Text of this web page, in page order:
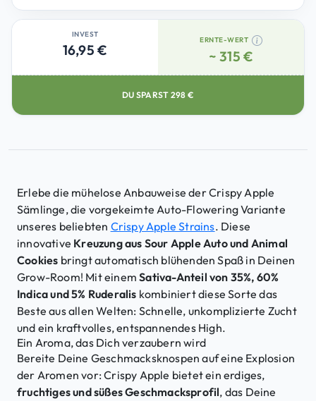
INVEST
16,95 €
ERNTE-WERT
~ 315 €
DU SPARST 298 €
Erlebe die mühelose Anbauweise der Crispy Apple
Sämlinge, die vorgekeimte Auto-Flowering Variante
unseres beliebten Crispy Apple Strains. Diese
innovative Kreuzung aus Sour Apple Auto und Animal
Cookies bringt automatisch blühenden Spaß in Deinen
Grow-Room! Mit einemSativa-Anteil von 35%, 60%
Indica und 5% Ruderalis kombiniert diese Sorte das
Beste aus allen Welten: Schnelle, unkomplizierte Zucht
und ein kraftvolles, entspannendes High.
Ein Aroma, das Dich verzaubern wird
Bereite Deine Geschmacksknospen auf eine Explosion
der Aromen vor: Crispy Apple bietet ein erdiges,
fruchtiges und süßes Geschmacksprofil, das Deine